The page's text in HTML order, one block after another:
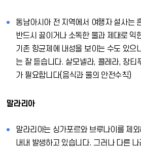
동남아시아 전 지역에서 여행자 설사는
반드시 끓이거나 소독한 물과 제대로 익
기존 항균제에 내성을 보이는 수도 있으
는 잘 듣습니다. 살모넬라, 콜레라, 장티
가 필요합니다(음식과 물의 안전수칙)
말라리아
말라리아는 싱가포르와 브루나이를 제
내내 발생하고 있습니다. 그러나 다른